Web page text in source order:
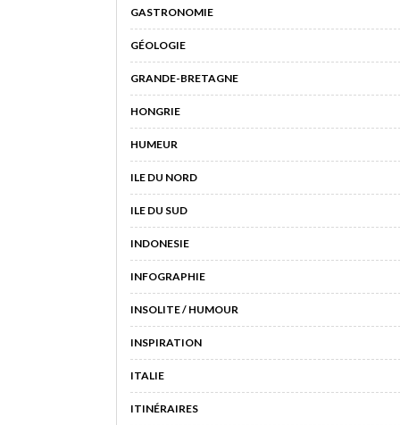
GASTRONOMIE
GÉOLOGIE
GRANDE-BRETAGNE
HONGRIE
HUMEUR
ILE DU NORD
ILE DU SUD
INDONESIE
INFOGRAPHIE
INSOLITE / HUMOUR
INSPIRATION
ITALIE
ITINÉRAIRES